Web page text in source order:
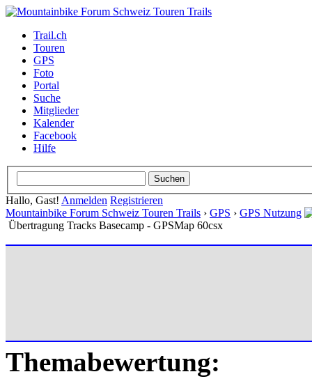
Trail.ch
Touren
GPS
Foto
Portal
Suche
Mitglieder
Kalender
Facebook
Hilfe
Hallo, Gast! Anmelden Registrieren
Mountainbike Forum Schweiz Touren Trails › GPS › GPS Nutzung
Übertragung Tracks Basecamp - GPSMap 60csx
Themabewertung: